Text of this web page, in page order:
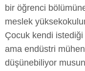
bir öğrenci
meslek
Çocuk kendi
ama endüstri
düşünebiliyor